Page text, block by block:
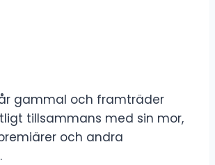
år gammal och framträder
tillsammans med sin mor,
och andra